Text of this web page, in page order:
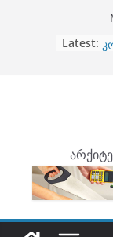
Latest: